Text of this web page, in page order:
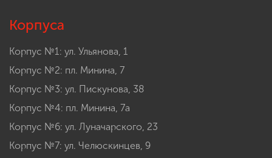
Корпуса
Корпус №1: ул. Ульянова, 1
Корпус №2: пл. Минина, 7
Корпус №3: ул. Пискунова, 38
Корпус №4: пл. Минина, 7а
Корпус №6: ул. Луначарского, 23
Корпус №7: ул. Челюскинцев, 9